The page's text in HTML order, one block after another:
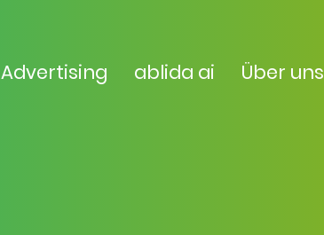
Advertising ablida ai Über uns